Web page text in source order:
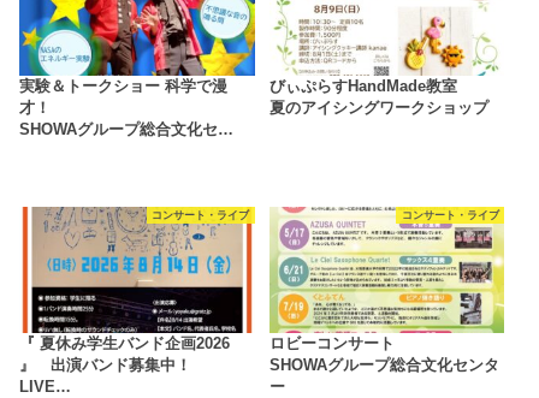
実験＆トークショー 科学で漫
才！
SHOWAグループ総合文化セ…
びぃぷらすHandMade教室
夏のアイシングワークショップ
コンサート・ライブ
『 夏休み学生バンド企画2026
』 出演バンド募集中！
LIVE…
コンサート・ライブ
ロビーコンサート
SHOWAグループ総合文化センタ
ー